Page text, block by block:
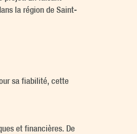
la région de Saint-
sa fiabilité, cette
et financières. De